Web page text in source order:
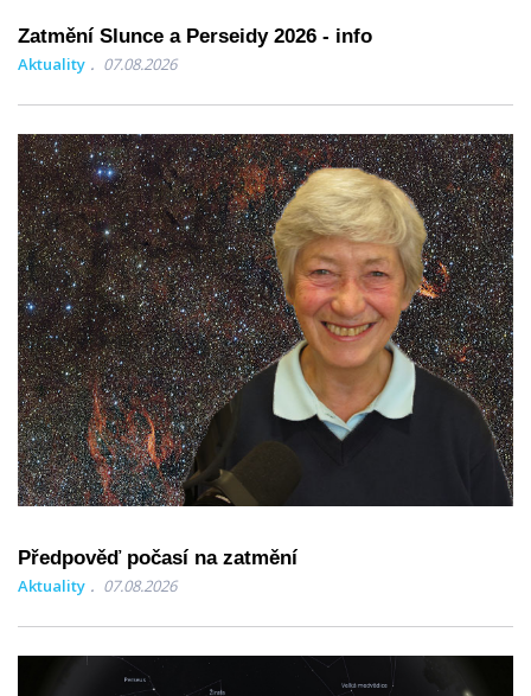
Zatmění Slunce a Perseidy 2026 - info
Aktuality 07.08.2026
Předpověď počasí na zatmění
Aktuality 07.08.2026